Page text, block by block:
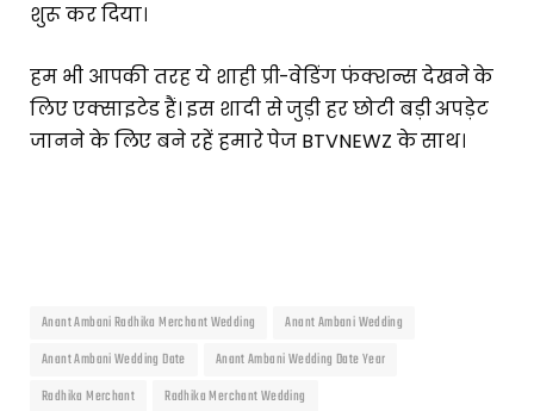
शुरू कर दिया।
हम भी आपकी तरह ये शाही प्री-वेडिंग फंक्शन्स देखने के
लिए एक्साइटेड हैं। इस शादी से जुड़ी हर छोटी बड़ी अपड़ेट
जानने के लिए बने रहें हमारे पेज BTVNEWZ के साथ।
Anant Ambani Radhika Merchant Wedding
Anant Ambani Wedding
Anant Ambani Wedding Date
Anant Ambani Wedding Date Year
Radhika Merchant
Radhika Merchant Wedding